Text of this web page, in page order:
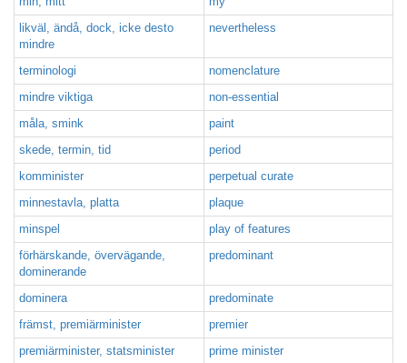
likväl, ändå, dock, icke desto
mindre
nevertheless
terminologi
nomenclature
mindre viktiga
non-essential
måla, smink
paint
skede, termin, tid
period
komminister
perpetual curate
minnestavla, platta
plaque
minspel
play of features
förhärskande, övervägande,
dominerande
predominant
dominera
predominate
främst, premiärminister
premier
premiärminister, statsminister
prime minister